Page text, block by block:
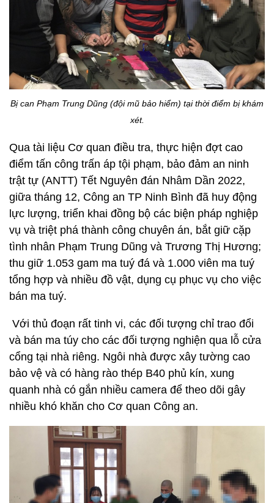
Bị can Phạm Trung Dũng (đội mũ bảo hiểm) tại thời điểm bị khám
xét.
Qua tài liệu Cơ quan điều tra, thực hiện đợt cao
điểm tấn công trấn áp tội phạm, bảo đảm an ninh
trật tự (ANTT) Tết Nguyên đán Nhâm Dần 2022,
giữa tháng 12, Công an TP Ninh Bình đã huy động
lực lượng, triển khai đồng bộ các biện pháp nghiệp
vụ và triệt phá thành công chuyên án, bắt giữ cặp
tình nhân Phạm Trung Dũng và Trương Thị Hương;
thu giữ 1.053 gam ma tuý đá và 1.000 viên ma tuý
tổng hợp và nhiều đồ vật, dụng cụ phục vụ cho việc
bán ma tuý.
Với thủ đoạn rất tinh vi, các đối tượng chỉ trao đổi
và bán ma túy cho các đối tượng nghiện qua lỗ cửa
cổng tại nhà riêng. Ngôi nhà được xây tường cao
bảo vệ và có hàng rào thép B40 phủ kín, xung
quanh nhà có gắn nhiều camera để theo dõi gây
nhiều khó khăn cho Cơ quan Công an.